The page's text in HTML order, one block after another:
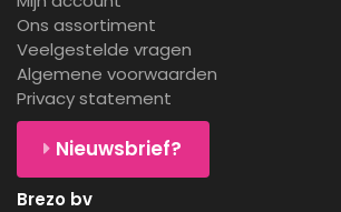
Ons assortiment
Veelgestelde vragen
Algemene voorwaarden
Privacy statement
Nieuwsbrief?
Brezo bv